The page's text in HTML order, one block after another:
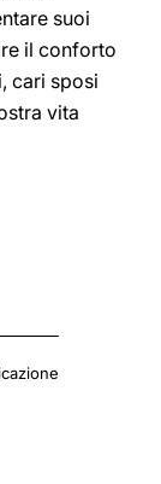
suoi
il conforto
cari sposi
vita